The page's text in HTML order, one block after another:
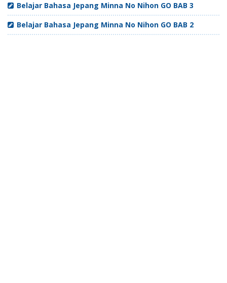
Belajar Bahasa Jepang Minna No Nihon GO BAB 3
Belajar Bahasa Jepang Minna No Nihon GO BAB 2